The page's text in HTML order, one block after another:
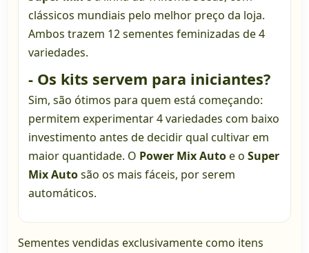
clássicos mundiais pelo melhor preço da loja.
Ambos trazem 12 sementes feminizadas de 4
variedades.
- Os kits servem para iniciantes?
Sim, são ótimos para quem está começando:
permitem experimentar 4 variedades com baixo
investimento antes de decidir qual cultivar em
maior quantidade. O Power Mix Autoe o Super
Mix Autosão os mais fáceis, por serem
automáticos.
Sementes vendidas exclusivamente como itens